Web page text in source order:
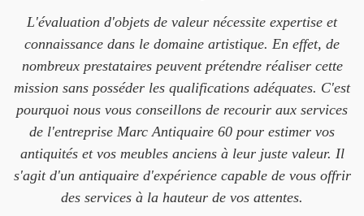
L'évaluation d'objets de valeur nécessite expertise et
connaissance dans le domaine artistique. En effet, de
nombreux prestataires peuvent prétendre réaliser cette
mission sans posséder les qualifications adéquates. C'est
pourquoi nous vous conseillons de recourir aux services
de l'entreprise Marc Antiquaire 60 pour estimer vos
antiquités et vos meubles anciens à leur juste valeur. Il
s'agit d'un antiquaire d'expérience capable de vous offrir
des services à la hauteur de vos attentes.